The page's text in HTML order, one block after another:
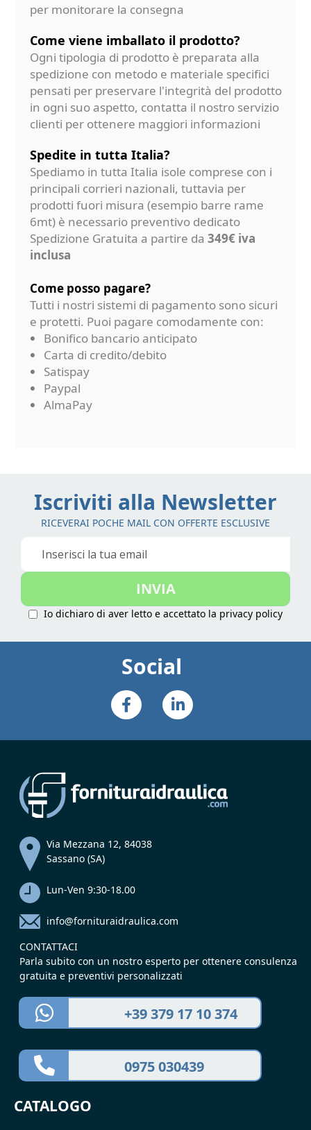
per monitorare la consegna
Come viene imballato il prodotto?
Ogni tipologia di prodotto è preparata alla
spedizione con metodo e materiale specifici
pensati per preservare l'integrità del prodotto
in ogni suo aspetto, contatta il nostro servizio
clienti per ottenere maggiori informazioni
Spedite in tutta Italia?
Spediamo in tutta Italia isole comprese con i
principali corrieri nazionali, tuttavia per
prodotti fuori misura (esempio barre rame
6mt) è necessario preventivo dedicato
Spedizione Gratuita a partire da 349€ iva
inclusa
Come posso pagare?
Tutti i nostri sistemi di pagamento sono sicuri
e protetti. Puoi pagare comodamente con:
Bonifico bancario anticipato
Carta di credito/debito
Satispay
Paypal
AlmaPay
Iscriviti alla Newsletter
RICEVERAI POCHE MAIL CON OFFERTE ESCLUSIVE
Iscriviti
nostra
INVIA
Io dichiaro di aver letto e accettato la privacy policy
Social
Via Mezzana 12, 84038
Sassano (SA)
Lun-Ven 9:30-18.00
info@fornituraidraulica.com
CONTATTACI
Parla subito con un nostro esperto per ottenere consulenza
gratuita e preventivi personalizzati
+39 379 17 10 374
0975 030439
CATALOGO